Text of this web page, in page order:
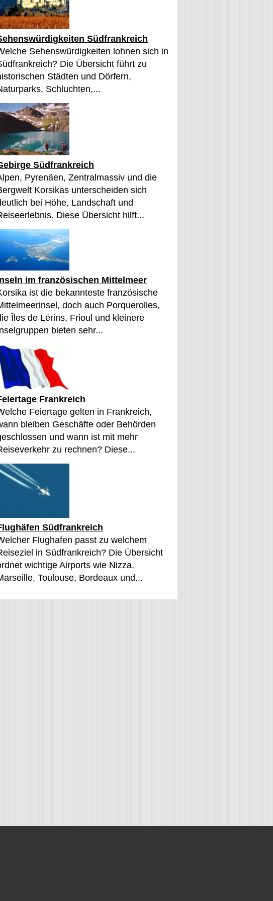
Südfrankreich
Sehenswürdigkeiten lohnen sich in
Die Übersicht führt zu
Städten und Dörfern,
Schluchten,...
Südfrankreich
Pyrenäen, Zentralmassiv und die
Korsikas unterscheiden sich
bei Höhe, Landschaft und
Diese Übersicht hilft...
im französischen Mittelmeer
ist die bekannteste französische
doch auch Porquerolles,
Îles de Lérins, Frioul und kleinere
bieten sehr...
Frankreich
Feiertage gelten in Frankreich,
bleiben Geschäfte oder Behörden
und wann ist mit mehr
zu rechnen? Diese...
Südfrankreich
Flughafen passt zu welchem
in Südfrankreich? Die Übersicht
wichtige Airports wie Nizza,
Toulouse, Bordeaux und...